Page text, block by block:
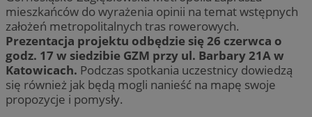
mieszkańców do wyrażenia opinii na temat wstępnych
założeń metropolitalnych tras rowerowych.
Prezentacja projektu odbędzie się 26 czerwca o
godz. 17 w siedzibie GZM przy ul. Barbary 21A w
Katowicach. Podczas spotkania uczestnicy dowiedzą
się również jak będą mogli nanieść na mapę swoje
propozycje i pomysły.